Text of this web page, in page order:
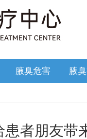
腋臭危害 腋
患者朋友带